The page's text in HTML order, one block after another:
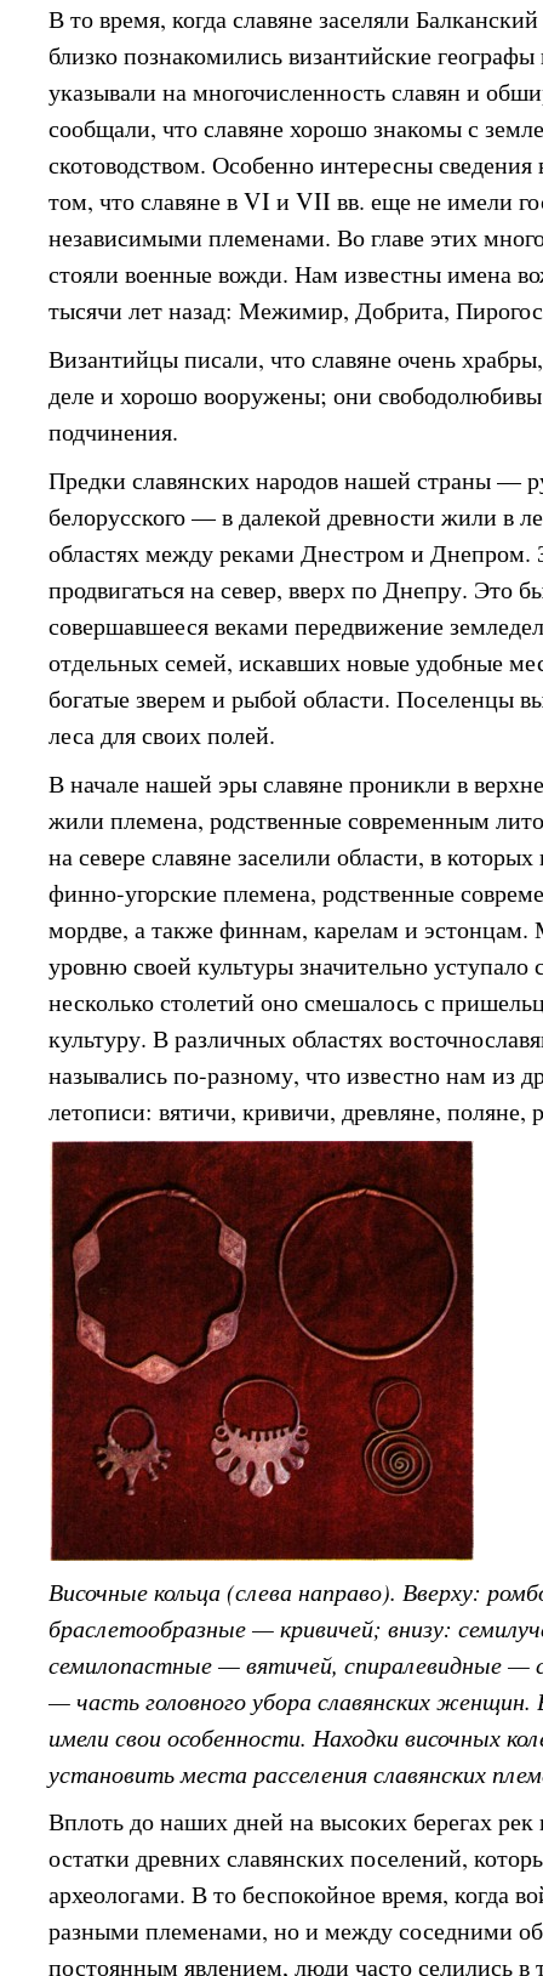
В то время, когда славяне заселяли
близко познакомились византийские
указывали на многочисленность славян и
сообщали, что славяне хорошо знакомы с
скотоводством. Особенно интересны сведения
том, что славяне в VI и VII вв. еще не имели
независимыми племенами. Во главе этих
стояли военные вожди. Нам известны имена
тысячи лет назад: Межимир, Добрита,
Византийцы писали, что славяне очень
деле и хорошо вооружены; они
подчинения.
Предки славянских народов нашей страны —
белорусского — в далекой древности жили в
областях между реками Днестром и Днепром.
продвигаться на север, вверх по Днепру. Это
совершавшееся веками передвижение
отдельных семей, искавших новые удобные
богатые зверем и рыбой области. Поселенцы
леса для своих полей.
В начале нашей эры славяне проникли в
жили племена, родственные современным
на севере славяне заселили области, в
финно-угорские племена, родственные
мордве, а также финнам, карелам и эстонцам.
уровню своей культуры значительно уступало
несколько столетий оно смешалось с
культуру. В различных областях
назывались по-разному, что известно нам из
летописи: вятичи, кривичи, древляне, поляне,
Височные кольца (слева направо). Вверху:
браслетообразные — кривичей; внизу:
семилопастные — вятичей, спиралевидные —
— часть головного убора славянских
имели свои особенности. Находки височных
установить места расселения славянских
Вплоть до наших дней на высоких берегах рек
остатки древних славянских поселений,
археологами. В то беспокойное время, когда
разными племенами, но и между соседними
постоянным явлением, люди часто селились в